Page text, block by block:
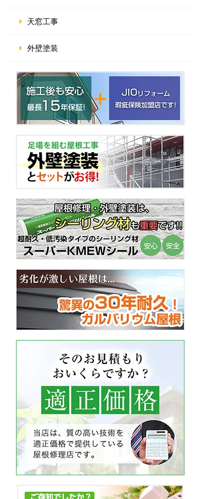
天窓工事
外壁塗装